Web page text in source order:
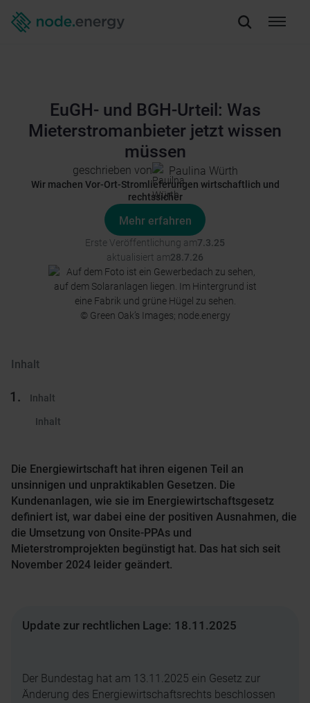
EuGH- und BGH-Urteil: Was
Mieterstromanbieter jetzt wissen
müssen
geschrieben von Paulina Würth
Wir machen Vor-Ort-Stromlieferungen wirtschaftlich und
rechtssicher
Mehr erfahren
Erste Veröffentlichung am7.3.25
aktualisiert am28.7.26
© Green Oak’s Images; node.energy
Inhalt
Inhalt
Inhalt
Die Energiewirtschaft hat ihren eigenen Teil an
unsinnigen und unpraktikablen Gesetzen. Die
Kundenanlagen, wie sie im Energiewirtschaftsgesetz
definiert ist, war dabei eine der positiven Ausnahmen, die
die Umsetzung von Onsite-PPAs und
Mieterstromprojekten begünstigt hat. Das hat sich seit
November 2024 leider geändert.
Update zur rechtlichen Lage: 18.11.2025
Der Bundestag hat am 13.11.2025 ein Gesetz zur
Änderung des Energiewirtschaftsrechts beschlossen